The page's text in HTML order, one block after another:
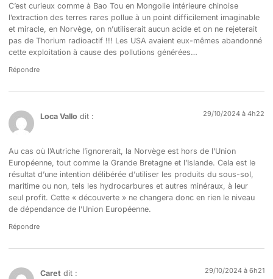
C’est curieux comme à Bao Tou en Mongolie intérieure chinoise
l’extraction des terres rares pollue à un point difficilement imaginable
et miracle, en Norvège, on n’utiliserait aucun acide et on ne rejeterait
pas de Thorium radioactif !!! Les USA avaient eux-mêmes abandonné
cette exploitation à cause des pollutions générées…
Répondre
Loca Vallo dit : 29/10/2024 à 4h22
Au cas où l’Autriche l’ignorerait, la Norvège est hors de l’Union
Européenne, tout comme la Grande Bretagne et l’Islande. Cela est le
résultat d’une intention délibérée d’utiliser les produits du sous-sol,
maritime ou non, tels les hydrocarbures et autres minéraux, à leur
seul profit. Cette « découverte » ne changera donc en rien le niveau
de dépendance de l’Union Européenne.
Répondre
Caret dit : 29/10/2024 à 6h21